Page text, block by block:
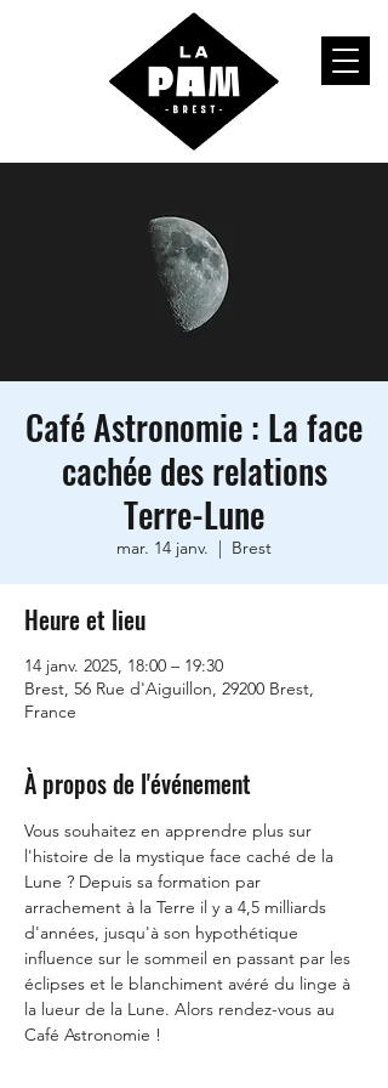
Café Astronomie : La face
cachée des relations
Terre-Lune
mar. 14 janv.
  |
Brest
Heure et lieu
14 janv. 2025, 18:00 – 19:30
Brest, 56 Rue d'Aiguillon, 29200 Brest,
France
À propos de l'événement
Vous souhaitez en apprendre plus sur
l'histoire de la mystique face caché de la
Lune ? Depuis sa formation par
arrachement à la Terre il y a 4,5 milliards
d'années, jusqu'à son hypothétique
influence sur le sommeil en passant par les
éclipses et le blanchiment avéré du linge à
la lueur de la Lune. Alors rendez-vous au
Café Astronomie !